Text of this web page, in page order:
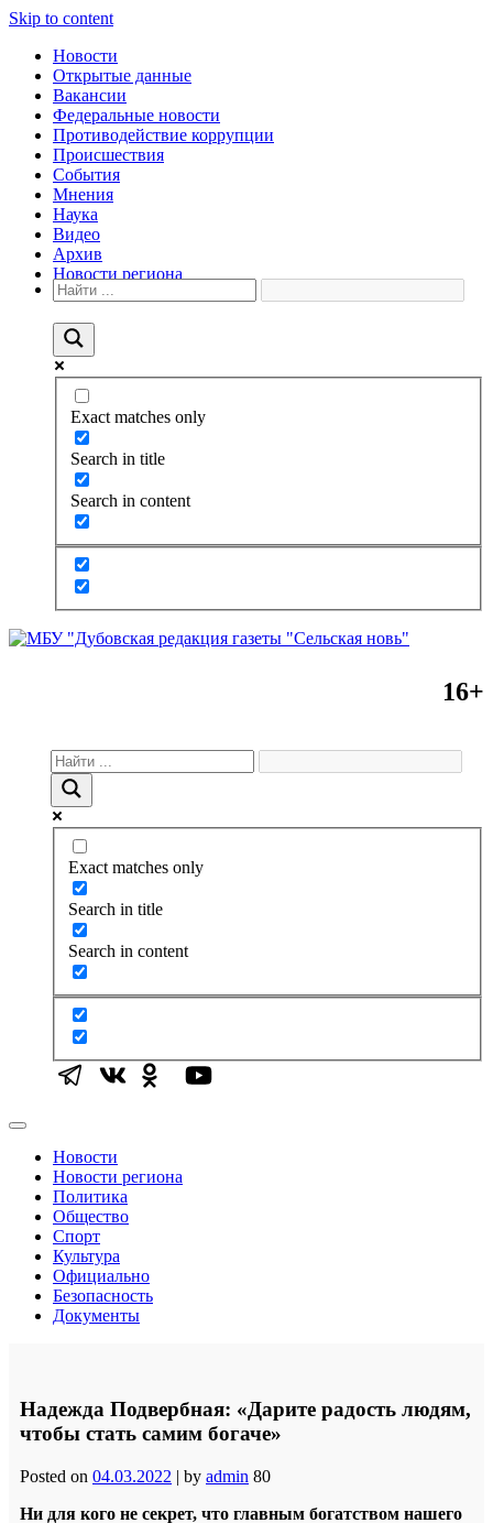
Skip to content
Новости
Открытые данные
Вакансии
Федеральные новости
Противодействие коррупции
Происшествия
События
Мнения
Наука
Видео
Архив
Новости региона
Exact matches only
Search in title
Search in content
16+
Exact matches only
Search in title
Search in content
Новости
Новости региона
Политика
Общество
Спорт
Культура
Официально
Безопасность
Документы
Надежда Подвербная: «Дарите радость людям,
чтобы стать самим богаче»
Posted on 04.03.2022 | by admin 80
Ни для кого не секрет, что главным богатством нашего